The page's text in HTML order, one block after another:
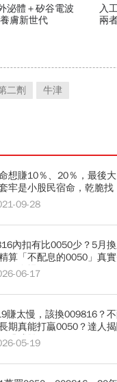
泌體＋矽谷電波
膚新世代
入
兩
二劑 牛津
想賺10％、20％，最後
牢是小股民宿命，乾脆找
09-28
內扣有比0050少？5月換
算「不配息的0050」真
再進場
06-17
賺太慢，該換009816？
期真能打贏0050？達人
恐成雙面刃
05-19